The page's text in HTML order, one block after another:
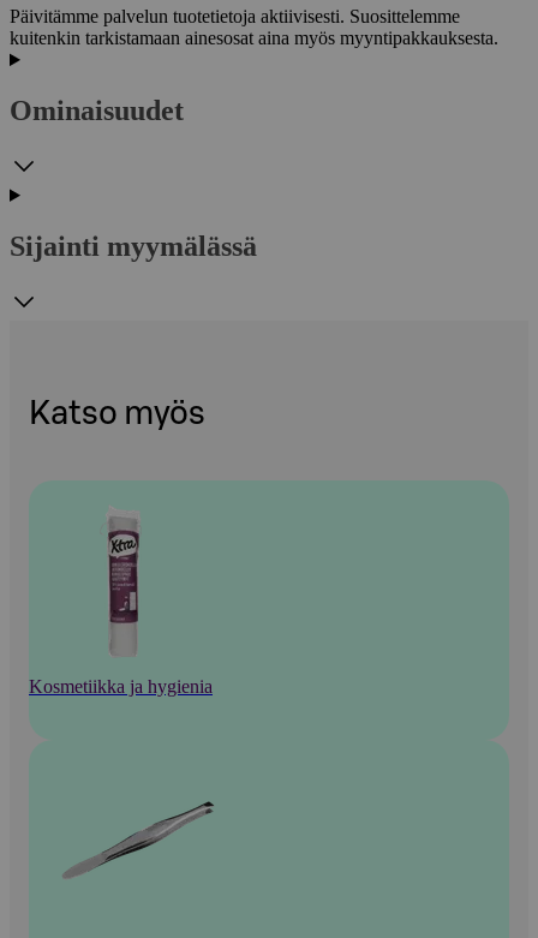
Päivitämme palvelun tuotetietoja aktiivisesti. Suosittelemme
kuitenkin tarkistamaan ainesosat aina myös myyntipakkauksesta.
Ominaisuudet
Sijainti myymälässä
Katso myös
Kosmetiikka ja hygienia